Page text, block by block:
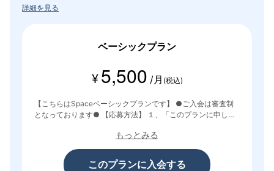
詳細を見る
ベーシックプラン
¥ 5,500 /月 (税込)
【こちらはSpaceベーシックプランです】 ●ご入会は審査制
となっております● 【応募方法】 １、「このプランに申し込
レスを認証後、選考課題を回答して送信。 ３、２週間以内に
「審査結果」ご案内→入会手続きへ。 ４、Space入会後に新
メンバーワークに取り組む。
もっとみる
このプランに入会する